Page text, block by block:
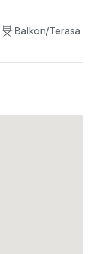
Balkon/Terasa